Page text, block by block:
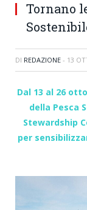
Tornano
DI REDAZIONE - 13
Dal 13 al 26
della Pesca
Stewardship
per